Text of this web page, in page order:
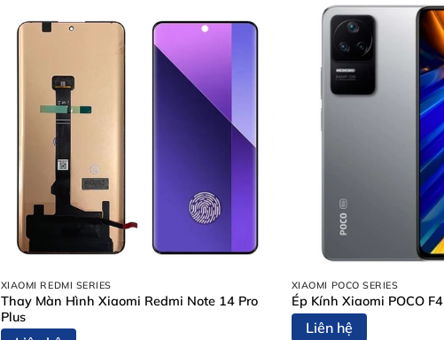
XIAOMI REDMI SERIES
Thay Màn Hình Xiaomi Redmi Note 14 Pro
Plus
XIAOMI POCO SERIES
Ép Kính Xiaomi POCO F4
Liên hệ